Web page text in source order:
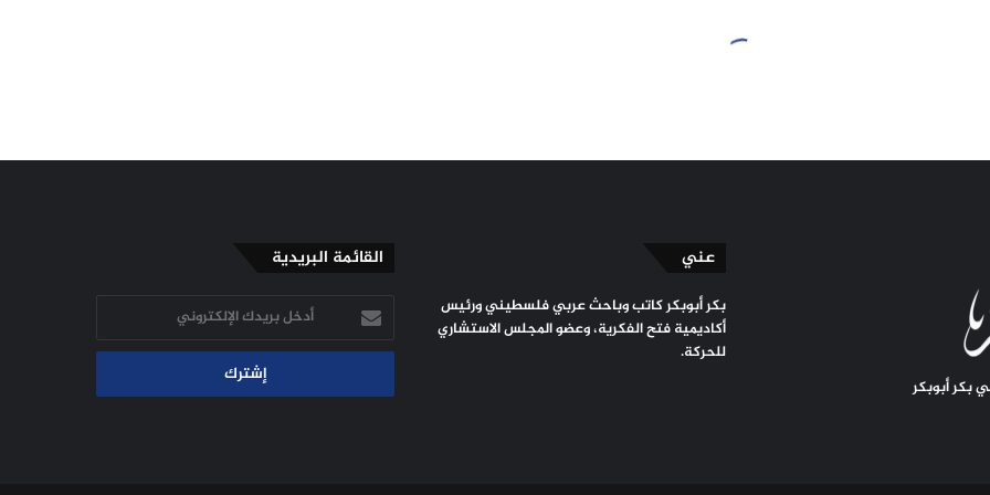
بكر أبوبكر
عني
بكر أبوبكر كاتب وباحث عربي فلسطيني ورئيس
أكاديمية فتح الفكرية، وعضو المجلس الاستشاري
للحركة.
القائمة البريدية
أدخل
بريدك
الإلكتروني